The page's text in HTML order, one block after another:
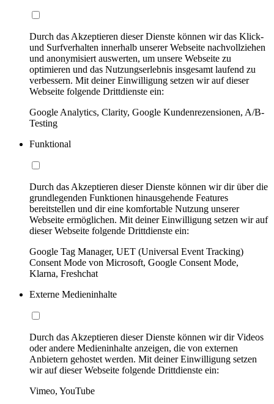
Durch das Akzeptieren dieser Dienste können wir das Klick-
und Surfverhalten innerhalb unserer Webseite nachvollziehen
und anonymisiert auswerten, um unsere Webseite zu
optimieren und das Nutzungserlebnis insgesamt laufend zu
verbessern. Mit deiner Einwilligung setzen wir auf dieser
Webseite folgende Drittdienste ein:
Google Analytics, Clarity, Google Kundenrezensionen, A/B-
Testing
Funktional
Durch das Akzeptieren dieser Dienste können wir dir über die
grundlegenden Funktionen hinausgehende Features
bereitstellen und dir eine komfortable Nutzung unserer
Webseite ermöglichen. Mit deiner Einwilligung setzen wir auf
dieser Webseite folgende Drittdienste ein:
Google Tag Manager, UET (Universal Event Tracking)
Consent Mode von Microsoft, Google Consent Mode,
Klarna, Freshchat
Externe Medieninhalte
Durch das Akzeptieren dieser Dienste können wir dir Videos
oder andere Medieninhalte anzeigen, die von externen
Anbietern gehostet werden. Mit deiner Einwilligung setzen
wir auf dieser Webseite folgende Drittdienste ein:
Vimeo, YouTube